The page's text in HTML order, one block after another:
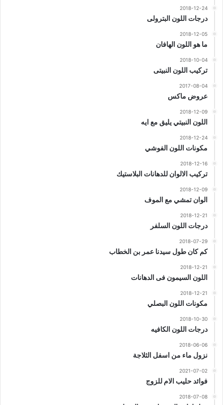
2018-12-24
درجات اللون البترولى
2018-12-05
ما هو اللون الهافان
2018-10-04
تركيب اللون النبيتى
2017-08-04
عروض ماكس
2018-12-09
اللون النبيتي يليق مع ايه
2018-12-24
مكونات اللون الفوشي
2018-12-16
تركيب الالوان للدهانات البلاستيك
2018-12-09
الوان تمشي مع الموف
2018-12-21
درجات اللون السلفر
2018-07-29
كم كان طول سيدنا عمر بن الخطاب
2018-12-21
اللون السيمون فى الدهانات
2018-12-21
مكونات اللون البصلي
2018-10-30
درجات اللون الكافيه
2018-06-06
نزول ماء من اسفل الثلاجة
2021-07-02
فوائد حليب الام للزوج
2018-07-08